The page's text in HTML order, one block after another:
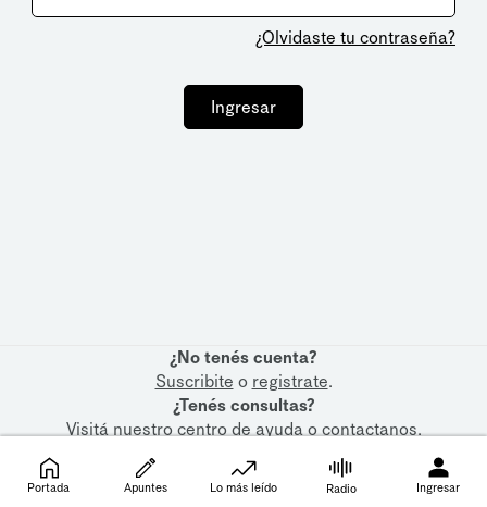
¿Olvidaste tu contraseña?
Ingresar
¿No tenés cuenta?
Suscribite o registrate.
¿Tenés consultas?
Visitá nuestrocentro de ayudaocontactanos.
Portada Apuntes Lo más leído Radio Ingresar